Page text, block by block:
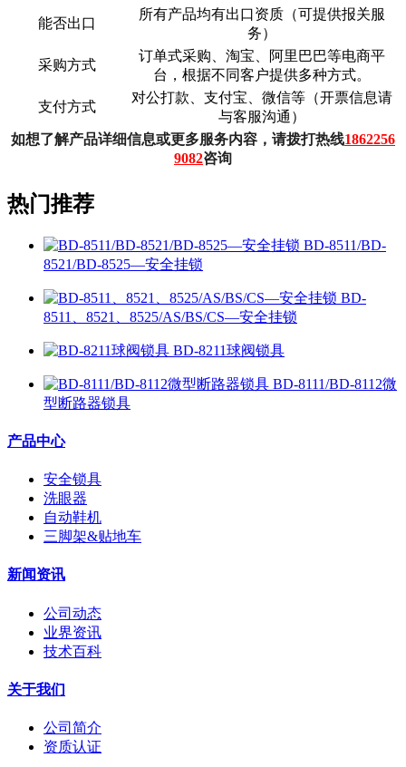
能否出口
所有产品均有出口资质（可提供报关服
务）
采购方式
订单式采购、淘宝、阿里巴巴等电商平
台，根据不同客户提供多种方式。
支付方式
对公打款、支付宝、微信等（开票信息请
与客服沟通）
如想了解产品详细信息或更多服务内容，请拨打热线1862256
9082咨询
热门推荐
BD-8511/BD-
8521/BD-8525—安全挂锁
BD-
8511、8521、8525/AS/BS/CS—安全挂锁
BD-8211球阀锁具
BD-8111/BD-8112微
型断路器锁具
产品中心
安全锁具
洗眼器
自动鞋机
三脚架&贴地车
新闻资讯
公司动态
业界资讯
技术百科
关于我们
公司简介
资质认证